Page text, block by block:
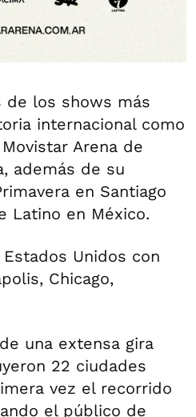
de los shows más
internacional como
Arena de
además de su
en Santiago
Latino en México.
Unidos con
Chicago,
una extensa gira
22 ciudades
vez el recorrido
el público de